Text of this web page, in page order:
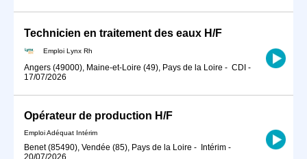
Technicien en traitement des eaux H/F
Emploi Lynx Rh
Angers (49000), Maine-et-Loire (49), Pays de la Loire - CDI -
17/07/2026
Opérateur de production H/F
Emploi Adéquat Intérim
Benet (85490), Vendée (85), Pays de la Loire - Intérim -
20/07/2026